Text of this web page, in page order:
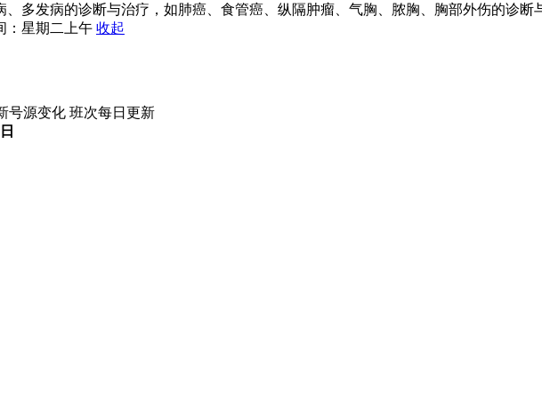
多发病的诊断与治疗，如肺癌、食管癌、纵隔肿瘤、气胸、脓胸、胸部外伤的诊
：星期二上午 收起
号源变化 班次每日 更新